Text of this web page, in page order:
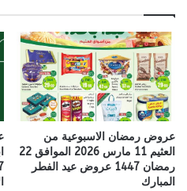
عروض رمضان الاسبوعية من
العثيم 11 مارس 2026 الموافق 22
رمضان 1447 عروض عيد الفطر
المبارك